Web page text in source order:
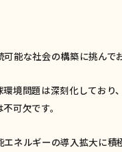
能な社会の構築に挑んでお
境問題は深刻化しており
可欠です。
ネルギーの導入拡大に積